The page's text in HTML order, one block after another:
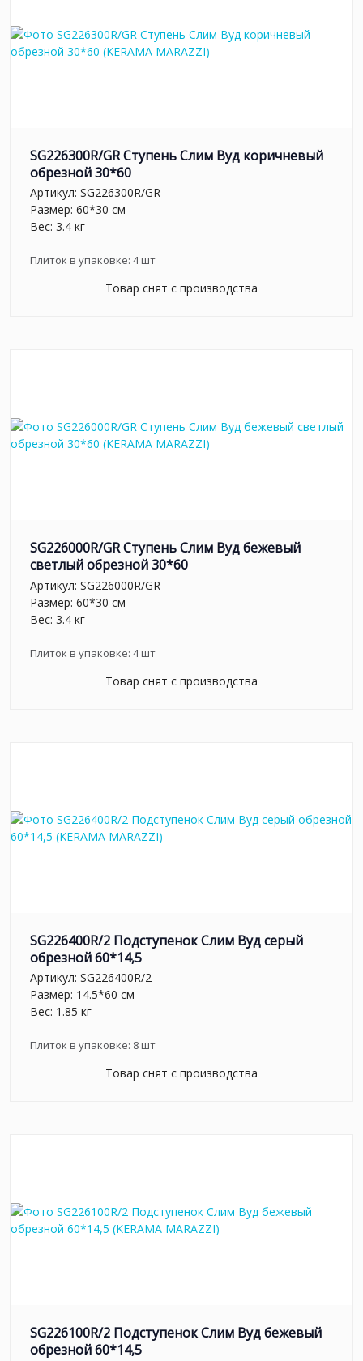
SG226300R/GR Ступень Слим Вуд коричневый
обрезной 30*60
Артикул: SG226300R/GR
Размер: 60*30 см
Вес: 3.4 кг
Плиток в упаковке: 4шт
Товар снят с производства
SG226000R/GR Ступень Слим Вуд бежевый
светлый обрезной 30*60
Артикул: SG226000R/GR
Размер: 60*30 см
Вес: 3.4 кг
Плиток в упаковке: 4шт
Товар снят с производства
SG226400R/2 Подступенок Слим Вуд серый
обрезной 60*14,5
Артикул: SG226400R/2
Размер: 14.5*60 см
Вес: 1.85 кг
Плиток в упаковке: 8шт
Товар снят с производства
SG226100R/2 Подступенок Слим Вуд бежевый
обрезной 60*14,5